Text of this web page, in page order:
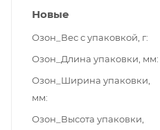
Новые
Озон_Вес с упаковкой, г
Озон_Длина упаковки, мм
Озон_Ширина упаковки,
мм
Озон_Высота упаковки,